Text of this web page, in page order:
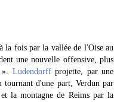
la fois par la vallée de l'Oise au
une nouvelle offensive, plus
Ludendorffprojette, par une
tournant d'une part, Verdun par
la montagne de Reims par la